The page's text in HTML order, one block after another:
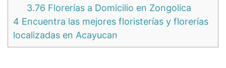
3.76 Florerías a Domicilio en Zongolica
4 Encuentra las mejores floristerías y florerías
localizadas en Acayucan